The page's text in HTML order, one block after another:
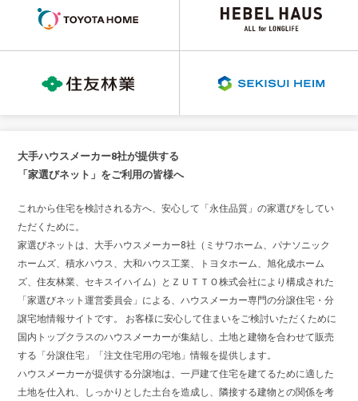
大手ハウスメーカー8社が提供する
「家選びネット」をご利用の皆様へ
これから住宅を検討される方へ、安心して「永住品質」の家選びをしてい
ただくために。
家選びネットは、大手ハウスメーカー8社（ミサワホーム、パナソニック
ホームズ、積水ハウス、大和ハウス工業、トヨタホーム、旭化成ホーム
ズ、住友林業、セキスイハイム）とＺＵＴＴＯ株式会社により構成された
「家選びネット運営委員会」による、ハウスメーカー専門の分譲住宅・分
譲宅地情報サイトです。 お客様に安心して住まいをご検討いただくために
国内トップクラスのハウスメーカーが集結し、土地と建物を合わせて販売
する「分譲住宅」「注文住宅用の宅地」情報を提供します。
ハウスメーカーが提供する分譲地は、一戸建て住宅を建てるために適した
土地を仕入れ、しっかりとした土台を造成し、隣接する建物との関係を考